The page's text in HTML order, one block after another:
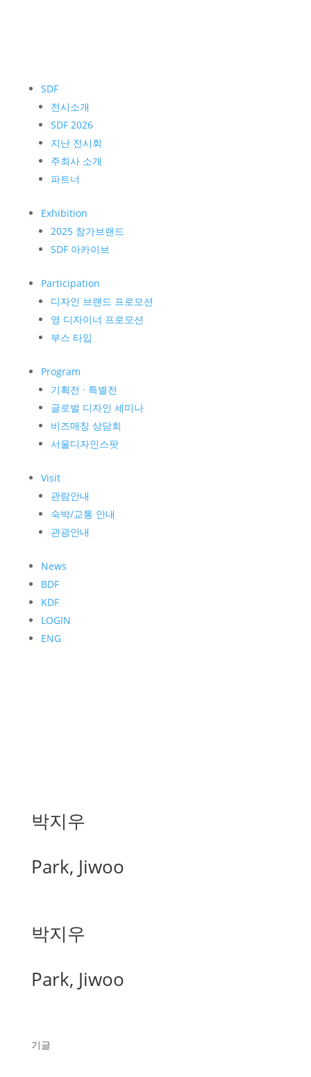
SDF
전시소개
SDF 2026
지난 전시회
주최사 소개
파트너
Exhibition
2025 참가브랜드
SDF 아카이브
Participation
디자인 브랜드 프로모션
영 디자이너 프로모션
부스 타입
Program
기획전 · 특별전
글로벌 디자인 세미나
비즈매칭 상담회
서울디자인스팟
Visit
관람안내
숙박/교통 안내
관광안내
News
BDF
KDF
LOGIN
ENG
박지우
Park, Jiwoo
박지우
Park, Jiwoo
기글